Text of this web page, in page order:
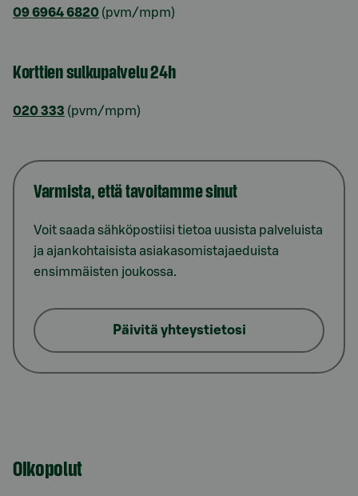
09 6964 6820 (pvm/mpm)
Korttien sulkupalvelu 24h
020 333 (pvm/mpm)
Varmista, että tavoitamme sinut
Voit saada sähköpostiisi tietoa uusista palveluista
ja ajankohtaisista asiakasomistajaeduista
ensimmäisten joukossa.
Päivitä yhteystietosi
Oikopolut